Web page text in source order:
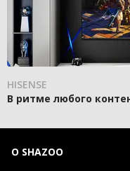
HISENSE
В ритме любого
О SHAZOO